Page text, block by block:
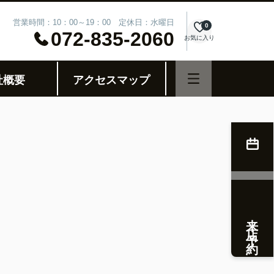
営業時間：10：00～19：00 定休日：水曜日
072-835-2060 お気に入り
0
概要 アクセスマップ
来店予約